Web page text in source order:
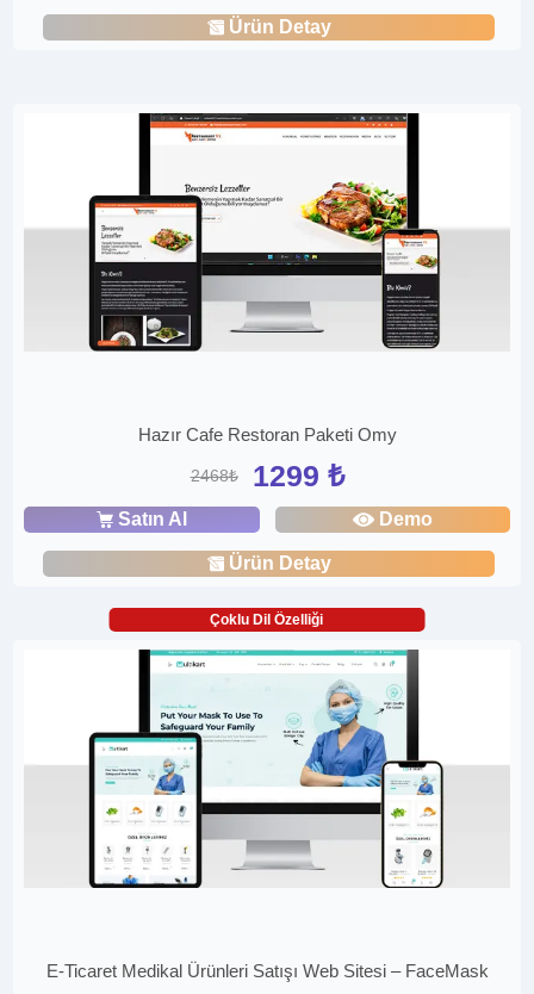
Ürün Detay
Hazır Cafe Restoran Paketi Omy
2468₺ 1299 ₺
Satın Al Demo
Ürün Detay
Çoklu Dil Özelliği
E-Ticaret Medikal Ürünleri Satışı Web Sitesi – FaceMask